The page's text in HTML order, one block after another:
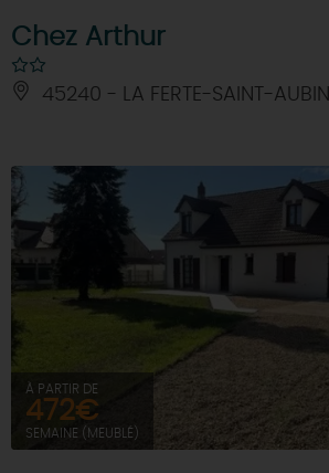
Chez Arthur
45240 - LA FERTE-SAINT-AUBIN
À PARTIR DE
472€
SEMAINE (MEUBLÉ)